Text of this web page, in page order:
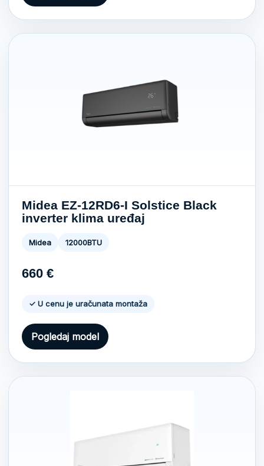
Midea EZ-12RD6-I Solstice Black
inverter klima uređaj
Midea 12000BTU
660 €
✓ U cenu je uračunata montaža
Pogledaj model